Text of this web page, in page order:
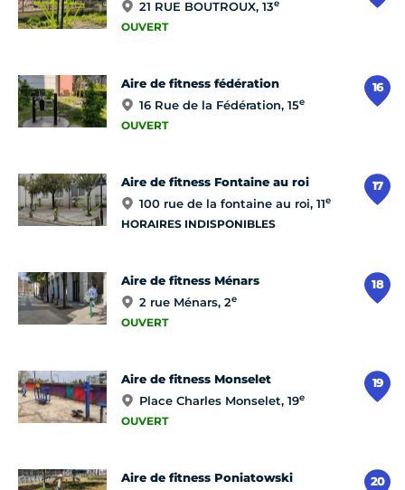
21 RUE BOUTROUX, 13e
OUVERT
16
Aire de fitness fédération
16 Rue de la Fédération, 15e
OUVERT
17
Aire de fitness Fontaine au roi
100 rue de la fontaine au roi, 11e
HORAIRES INDISPONIBLES
18
Aire de fitness Ménars
2 rue Ménars, 2e
OUVERT
19
Aire de fitness Monselet
Place Charles Monselet, 19e
OUVERT
20
Aire de fitness Poniatowski